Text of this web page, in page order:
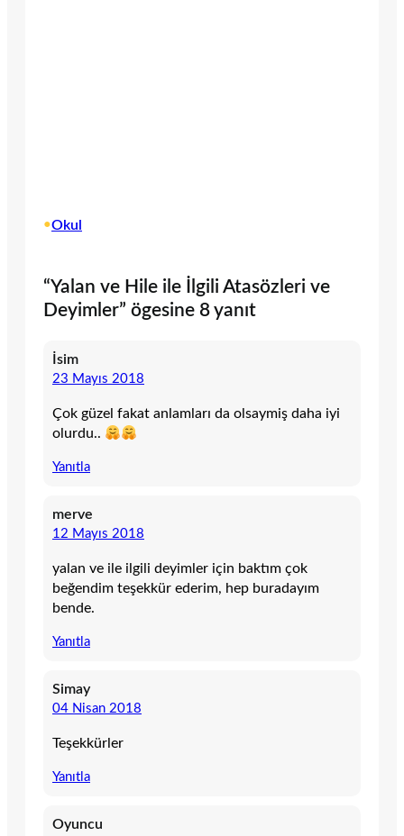
•Okul
“Yalan ve Hile ile İlgili Atasözleri ve
Deyimler” ögesine 8 yanıt
İsim
23 Mayıs 2018
Çok güzel fakat anlamları da olsaymiş daha iyi
olurdu..
Yanıtla
merve
12 Mayıs 2018
yalan ve ile ilgili deyimler için baktım çok
beğendim teşekkür ederim, hep buradayım
bende.
Yanıtla
Simay
04 Nisan 2018
Teşekkürler
Yanıtla
Oyuncu